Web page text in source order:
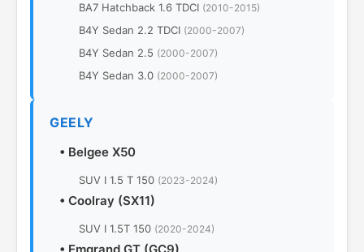
BA7 Hatchback 1.6 TDCI (2010-2015)
B4Y Sedan 2.2 TDCI (2000-2007)
B4Y Sedan 2.5 (2000-2007)
B4Y Sedan 3.0 (2000-2007)
GEELY
• Belgee X50
SUV I 1.5 T 150 (2023-2024)
• Coolray (SX11)
SUV I 1.5T 150 (2020-2024)